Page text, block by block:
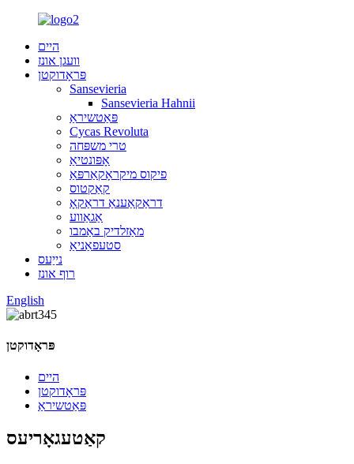
היים
וועגן אונז
פּראָדוקטן
Sansevieria
Sansevieria Hahnii
פּאַטשיראַ
Cycas Revoluta
טרי משפּחה
אָפּונטיאַ
פיקוס מיקראָקאַרפּאַ
קאַקטוס
דראַקאַענאַ דראַקאָ
אַגאַווע
מאַזלדיק באַמבו
סטעפאַניאַ
נייַעס
רוף אונז
English
פּראָדוקטן
היים
פּראָדוקטן
פּאַטשיראַ
קאַטעגאָריעס